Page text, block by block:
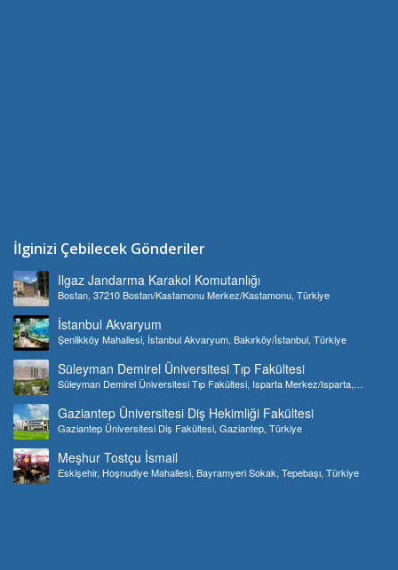
İlginizi Çebilecek Gönderiler
Ilgaz Jandarma Karakol Komutanlığı
Bostan, 37210 Bostan/Kastamonu Merkez/Kastamonu, Türkiye
İstanbul Akvaryum
Şenlikköy Mahallesi, İstanbul Akvaryum, Bakırköy/İstanbul, Türkiye
Süleyman Demirel Üniversitesi Tıp Fakültesi
Süleyman Demirel Üniversitesi Tıp Fakültesi, Isparta Merkez/Isparta,
Gaziantep Üniversitesi Diş Hekimliği Fakültesi
Gaziantep Üniversitesi Diş Fakültesi, Gaziantep, Türkiye
Meşhur Tostçu İsmail
Eskişehir, Hoşnudiye Mahallesi, Bayramyeri Sokak, Tepebaşı, Türkiye